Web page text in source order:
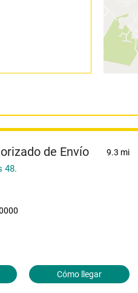
de Envío 9.3 mi
48.
Cómo llegar